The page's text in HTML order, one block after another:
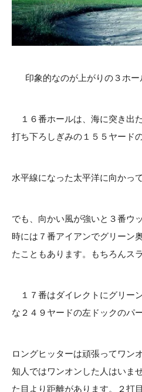
印象的なのが上がりの３ホー
１６番ホールは、海に突き出
打ち下ろしぎみの１５５ヤード
水平線になった太平洋に向かっ
でも、向かい風が強いと３番ウ
時には７番アイアンでグリーン
たこともあります。もちろんス
１７番はダイレクトにグリー
な２４９ヤードの左ドックのパー
ロングヒッターは頑張ってワン
知人ではワンオンした人はいま
た目より距離があります。２打